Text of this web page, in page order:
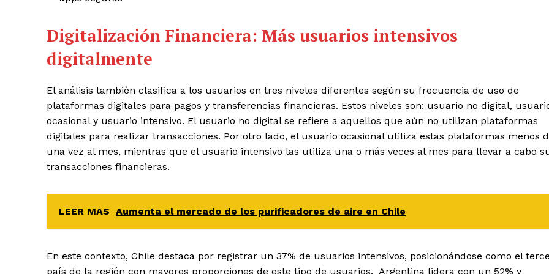
Digitalización Financiera: Más usuarios intensivos
digitalmente
El análisis también clasifica a los usuarios en tres niveles diferentes según su frecuencia de uso de
plataformas digitales para pagos y transferencias financieras. Estos niveles son: usuario no digital,
ocasional y usuario intensivo. El usuario no digital se refiere a aquellos que aún no utilizan plataformas
digitales para realizar transacciones. Por otro lado, el usuario ocasional utiliza estas plataformas menos
una vez al mes, mientras que el usuario intensivo las utiliza una o más veces al mes para llevar a cabo
transacciones financieras.
LEER MAS Aumenta el mercado de los purificadores de aire en Chile
En este contexto, Chile destaca por registrar un 37% de usuarios intensivos, posicionándose como el
país de la región con mayores proporciones de este tipo de usuarios. Argentina lidera con un 52% y